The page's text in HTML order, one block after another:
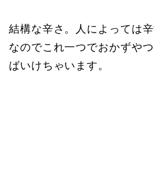
結構な辛さ。人によっては
なのでこれ一つでおかずや
ばいけちゃいます。